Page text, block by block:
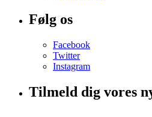
Følg os
Facebook
Twitter
Instagram
Tilmeld dig vores